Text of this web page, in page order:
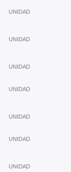
UNIDAD
UNIDAD
UNIDAD
UNIDAD
UNIDAD
UNIDAD
UNIDAD